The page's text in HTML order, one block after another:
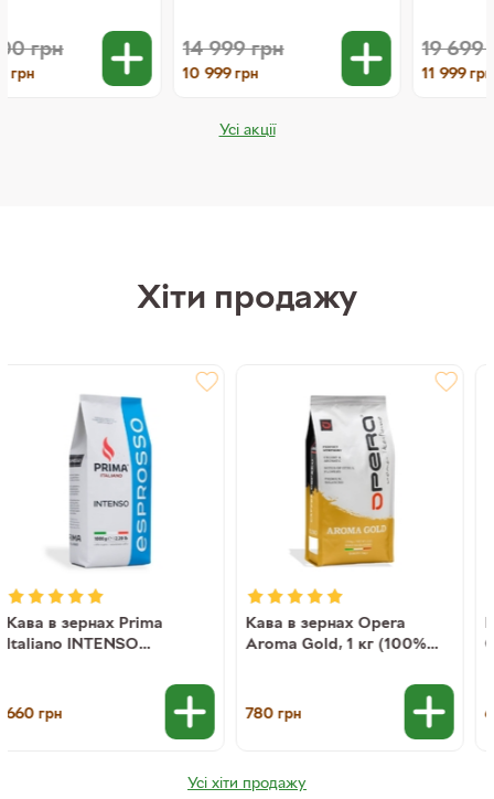
14 999 грн
10 999
19 699 грн
Усі акції
Хіти продажу
Кава в зернах Opera
Aroma Gold, 1 кг (100%
780грн
Кава в зернах Nero Caffe
CREMA AROMA, 1 кг
623грн
Усі хіти продажу